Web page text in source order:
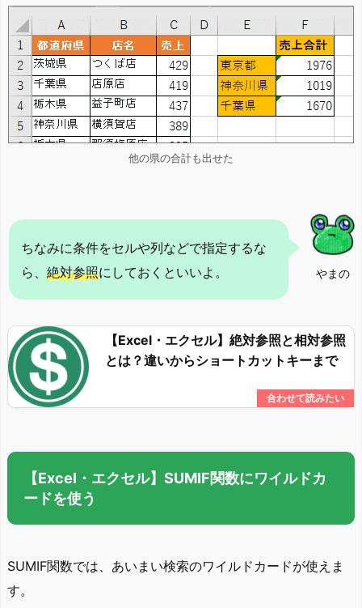
他の県の合計も出せた
やまの
ちなみに条件をセルや列などで指定するな
ら、 絶対参照にしておくといいよ。
【Excel・エクセル】絶対参照と相対参照
とは？違いからショートカットキーまで
【Excel・エクセル】SUMIF関数にワイルドカ
ードを使う
SUMIF関数では、あいまい検索のワイルドカードが使えま
す。